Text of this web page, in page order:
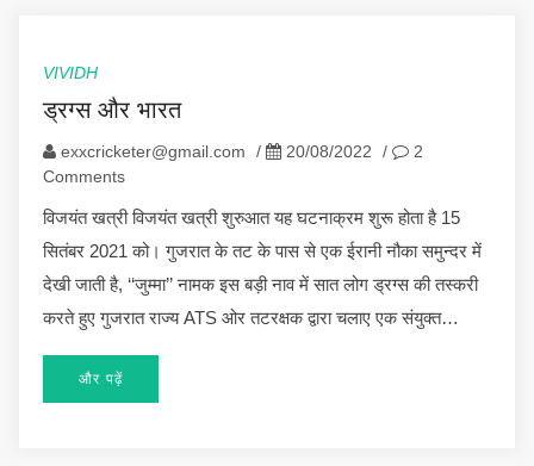
VIVIDH
ड्रग्स और भारत
exxcricketer@gmail.com / 20/08/2022 /
2
Comments
विजयंत खत्री विजयंत खत्री शुरुआत यह घटनाक्रम शुरू होता है 15
सितंबर 2021 को। गुजरात के तट के पास से एक ईरानी नौका समुन्दर में
देखी जाती है, ‘‘जुम्मा’’ नामक इस बड़ी नाव में सात लोग ड्रग्स की तस्करी
करते हुए गुजरात राज्य ATS ओर तटरक्षक द्वारा चलाए एक संयुक्त…
और पढ़ें